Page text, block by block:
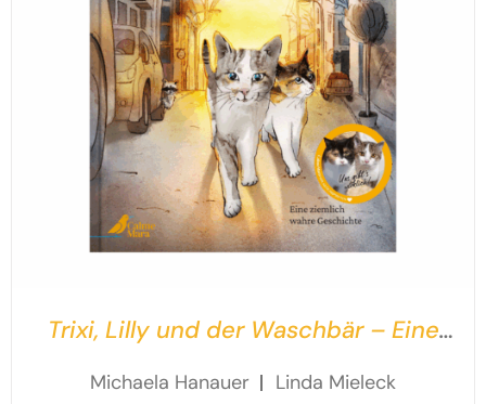
Trixi, Lilly und der Waschbär – Eine
Michaela Hanauer
Linda Mieleck